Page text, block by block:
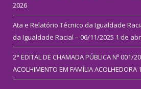
2026
Ata e Relatório Técnico da Igualdade
da Igualdade Racial – 06/11/2025 1 de
2° EDITAL DE CHAMADA PÚBLICA Nº 001/
ACOLHIMENTO EM FAMÍLIA ACOLHEDORA